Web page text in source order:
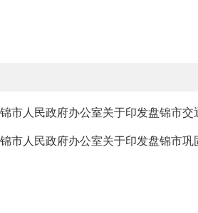
锦市人民政府办公室关于印发盘锦市
市人民政府办公室关于印发盘锦市